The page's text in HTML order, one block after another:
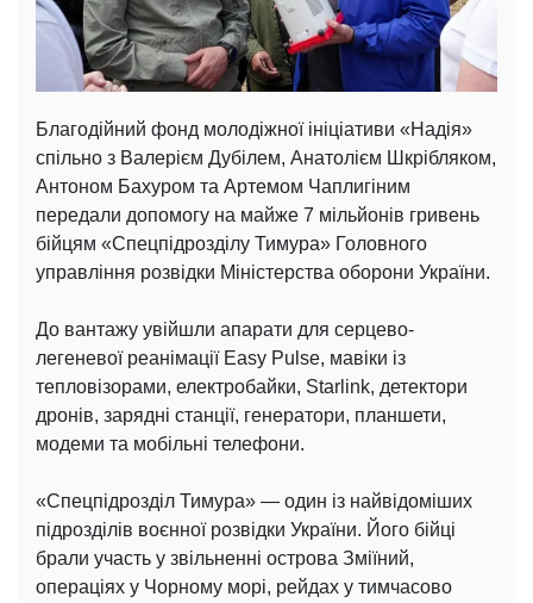
Благодійний фонд молодіжної ініціативи «Надія»
спільно з Валерієм Дубілем, Анатолієм Шкрібляком,
Антоном Бахуром та Артемом Чаплигіним
передали допомогу на майже 7 мільйонів гривень
бійцям «Спецпідрозділу Тимура» Головного
управління розвідки Міністерства оборони України.
До вантажу увійшли апарати для серцево-
легеневої реанімації Easy Pulse, мавіки із
тепловізорами, електробайки, Starlink, детектори
дронів, зарядні станції, генератори, планшети,
модеми та мобільні телефони.
«Спецпідрозділ Тимура» — один із найвідоміших
підрозділів воєнної розвідки України. Його бійці
брали участь у звільненні острова Зміїний,
операціях у Чорному морі, рейдах у тимчасово